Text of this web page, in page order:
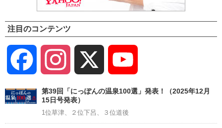
注目のコンテンツ
Facebook Instagram
Channel
第39回「にっぽんの温泉100選」発表！（2025年12月
15日号発表）
1位草津、２位下呂、３位道後